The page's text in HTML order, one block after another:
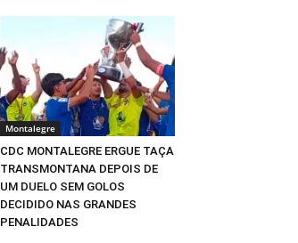
Montalegre
CDC MONTALEGRE ERGUE TAÇA
TRANSMONTANA DEPOIS DE
UM DUELO SEM GOLOS
DECIDIDO NAS GRANDES
PENALIDADES